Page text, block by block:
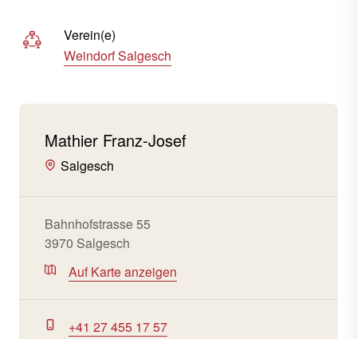
Verein(e)
Weindorf Salgesch
Mathier Franz-Josef
Salgesch
Bahnhofstrasse 55
3970 Salgesch
Auf Karte anzeigen
+41 27 455 17 57